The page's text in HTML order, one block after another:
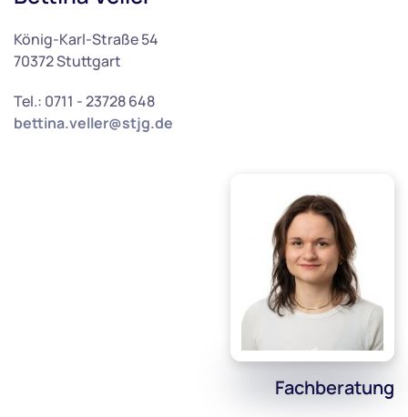
König-Karl-Straße 54
70372 Stuttgart
Tel.: 0711 - 23728 648
bettina.veller@stjg.de
Fachberatung